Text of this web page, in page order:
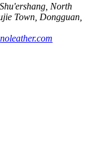
North
Town, Dongguan,